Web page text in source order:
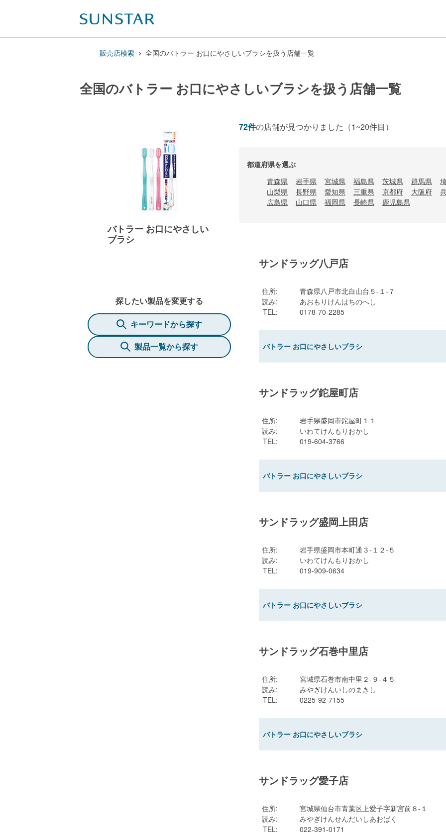
販売店検索 全国のバトラー お口にやさしいブラシを扱う店舗一覧
全国のバトラー お口にやさしいブラシを扱う店舗一覧
バトラー お口にやさしい
ブラシ
探したい製品を変更する
キーワードから探す
製品一覧から探す
72件の店舗が見つかりました （1~20件目）
都道府県を選ぶ
青森県
岩手県 宮城県 福島県 茨城県 群馬県
山梨県
長野県 愛知県 三重県 京都府 大阪府
広島県
山口県 福岡県 長崎県 鹿児島県
サンドラッグ八戸店
住所:
青森県八戸市北白山台５-１-７
読み:
あおもりけんはちのへし
TEL: 0178-70-2285
バトラー お口にやさしいブラシ
サンドラッグ鉈屋町店
住所:
岩手県盛岡市鉈屋町１１
読み:
いわてけんもりおかし
TEL: 019-604-3766
バトラー お口にやさしいブラシ
サンドラッグ盛岡上田店
住所:
岩手県盛岡市本町通３-１２-５
読み:
いわてけんもりおかし
TEL: 019-909-0634
バトラー お口にやさしいブラシ
サンドラッグ石巻中里店
住所:
宮城県石巻市南中里２-９-４５
読み:
みやぎけんいしのまきし
TEL: 0225-92-7155
バトラー お口にやさしいブラシ
サンドラッグ愛子店
住所:
宮城県仙台市青葉区上愛子字新宮前８-１
読み:
みやぎけんせんだいしあおばく
TEL: 022-391-0171